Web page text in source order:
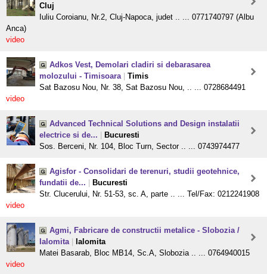
Cluj
Iuliu Coroianu, Nr.2, Cluj-Napoca, judet .. ... 0771740797 (Albu
Anca)
video
Adkos Vest, Demolari cladiri si debarasarea
molozului - Timisoara
Timis
Sat Bazosu Nou, Nr. 38, Sat Bazosu Nou, .. ... 0728684491
video
Advanced Technical Solutions and Design instalatii
electrice si de...
Bucuresti
Sos. Berceni, Nr. 104, Bloc Turn, Sector .. ... 0743974477
Agisfor - Consolidari de terenuri, studii geotehnice,
fundatii de...
Bucuresti
Str. Clucerului, Nr. 51-53, sc. A, parte .. ... Tel/Fax: 0212241908
video
Agmi, Fabricare de constructii metalice - Slobozia /
Ialomita
Ialomita
Matei Basarab, Bloc MB14, Sc.A, Slobozia .. ... 0764940015
video